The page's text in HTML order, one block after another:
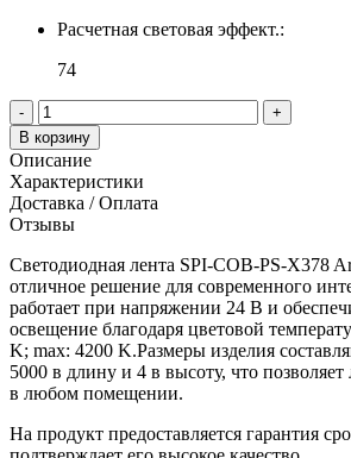
Расчетная световая эффект.:
74
-
+
В корзину
Описание
Характеристики
Доставка / Оплата
Отзывы
Светодиодная лента SPI-COB-PS-X378
отличное решение для современного
работает при напряжении 24 В и
освещение благодаря цветовой
K; max: 4200 K.Размеры изделия
5000 в длину и 4 в высоту, что позволяет
в любом помещении.
На продукт предоставляется гарантия